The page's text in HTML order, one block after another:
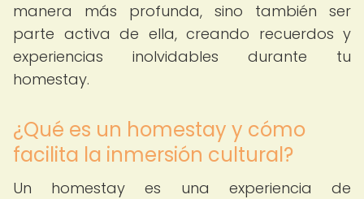
manera más profunda, sino también ser
parte activa de ella, creando recuerdos y
experiencias inolvidables durante tu
homestay.
¿Qué es un homestay y cómo
facilita la inmersión cultural?
Un homestay es una experiencia de